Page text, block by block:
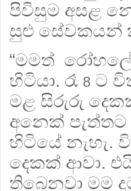
පිවිසුම අසළ
සුළු සේවකයන්
“මමත්
හිටියා. රෑ 8 ට
මළ සිරුරු
අනෙක් පැත්තට
හිටියේ නැහැ.
දෙකක් ආවා.
තිබෙනවා මම